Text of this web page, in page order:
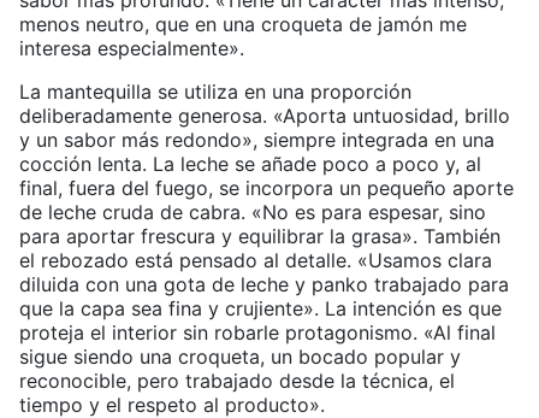
menos neutro, que en una croqueta de jamón me
interesa especialmente».
La mantequilla se utiliza en una proporción
deliberadamente generosa. «Aporta untuosidad, brillo
y un sabor más redondo», siempre integrada en una
cocción lenta. La leche se añade poco a poco y, al
final, fuera del fuego, se incorpora un pequeño aporte
de leche cruda de cabra. «No es para espesar, sino
para aportar frescura y equilibrar la grasa». También
el rebozado está pensado al detalle. «Usamos clara
diluida con una gota de leche y panko trabajado para
que la capa sea fina y crujiente». La intención es que
proteja el interior sin robarle protagonismo. «Al final
sigue siendo una croqueta, un bocado popular y
reconocible, pero trabajado desde la técnica, el
tiempo y el respeto al producto».